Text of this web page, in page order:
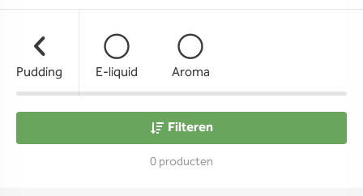
Pudding E-liquid Aroma
Filteren
0 producten